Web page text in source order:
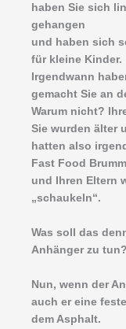
haben Sie sich
gehangen
und haben sich
für kleine Kinder.
Irgendwann
gemacht Sie an
Warum nicht?
Sie wurden älter
hatten also
Fast Food
und Ihren Eltern
„schaukeln“.
Was soll das
Anhänger zu tun?
Nun, wenn der
auch er eine
dem Asphalt.